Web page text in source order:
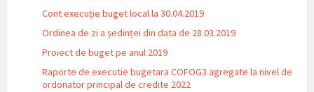
Cont execuție buget local la 30.04.2019
Ordinea de zi a ședinței din data de 28.03.2019
Proiect de buget pe anul 2019
Raporte de executie bugetara COFOG3 agregate la nivel de
ordonator principal de credite 2022